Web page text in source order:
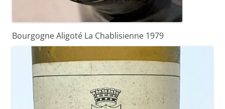
Bourgogne Aligoté La Chablisienne 1979